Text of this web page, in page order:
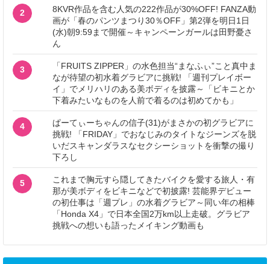
2
8KVR作品を含む人気の222作品が30%OFF! FANZA動
画が「春のパンツまつり30％OFF」第2弾を明日1日
(水)朝9:59まで開催～キャンペーンガールは田野憂さ
ん
3
「FRUITS ZIPPER」の水色担当“まなふぃ”こと真中ま
なが待望の初水着グラビアに挑戦! 「週刊プレイボー
イ」でメリハリのある美ボディを披露～「ビキニとか
下着みたいなものを人前で着るのは初めてかも」
4
ぱーてぃーちゃんの信子(31)がまさかの初グラビアに
挑戦! 「FRIDAY」でおなじみのタイトなジーンズを脱
いだスキャンダラスなセクシーショットを衝撃の撮り
下ろし
5
これまで胸元すら隠してきたバイクを愛する旅人・有
那が美ボディをビキニなどで初披露! 芸能界デビュー
の初仕事は「週プレ」の水着グラビア～同い年の相棒
「Honda X4」で日本全国2万km以上走破。グラビア
挑戦への想いも語ったメイキング動画も